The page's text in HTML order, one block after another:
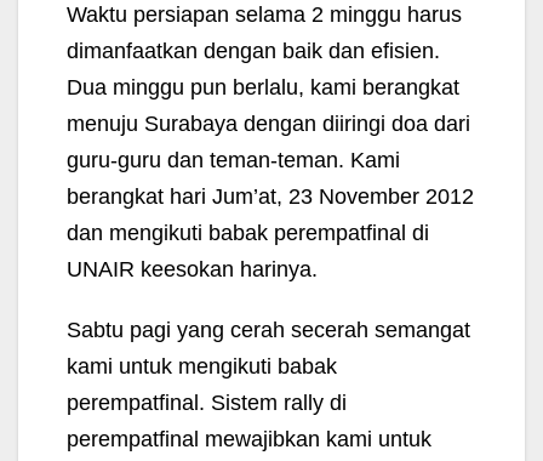
Waktu persiapan selama 2 minggu harus
dimanfaatkan dengan baik dan efisien.
Dua minggu pun berlalu, kami berangkat
menuju Surabaya dengan diiringi doa dari
guru-guru dan teman-teman. Kami
berangkat hari Jum’at, 23 November 2012
dan mengikuti babak perempatfinal di
UNAIR keesokan harinya.
Sabtu pagi yang cerah secerah semangat
kami untuk mengikuti babak
perempatfinal. Sistem rally di
perempatfinal mewajibkan kami untuk